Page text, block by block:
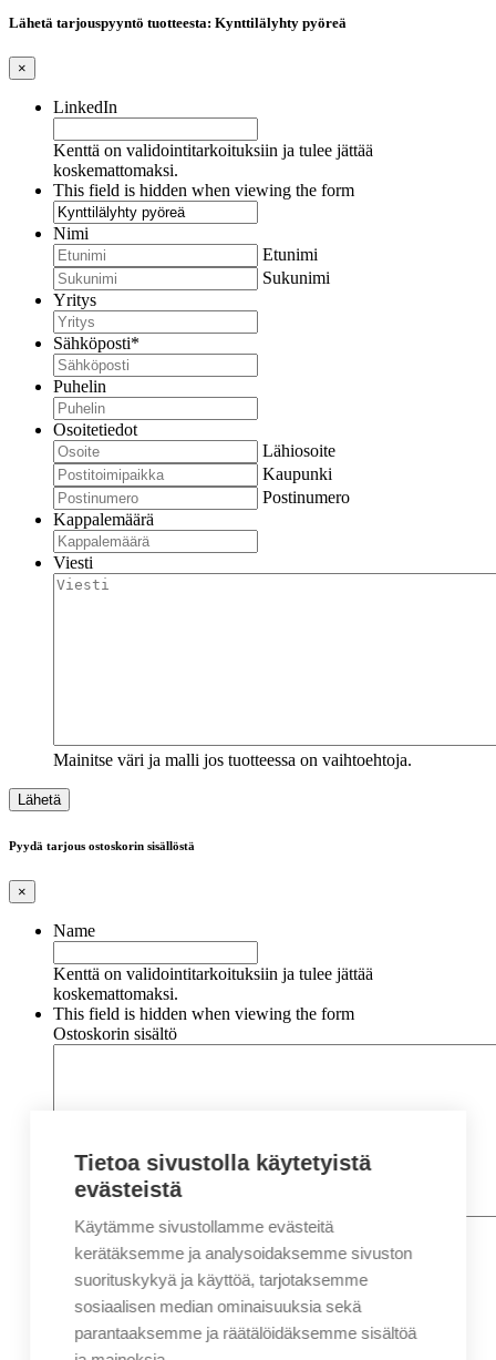
Lähetä tarjouspyyntö tuotteesta: Kynttilälyhty pyöreä
×
LinkedIn
Kenttä on validointitarkoituksiin ja tulee jättää
koskemattomaksi.
This field is hidden when viewing the form
Nimi
Etunimi
Sukunimi
Yritys
Sähköposti*
Puhelin
Osoitetiedot
Lähiosoite
Kaupunki
Postinumero
Kappalemäärä
Viesti
Mainitse väri ja malli jos tuotteessa on vaihtoehtoja.
Pyydä tarjous ostoskorin sisällöstä
×
Name
Kenttä on validointitarkoituksiin ja tulee jättää
koskemattomaksi.
This field is hidden when viewing the form
Ostoskorin sisältö
Nimi*
Etunimi
Sukunimi
Sähköposti*
Tietoa sivustolla käytetyistä
evästeistä
Käytämme sivustollamme evästeitä
kerätäksemme ja analysoidaksemme sivuston
suorituskykyä ja käyttöä, tarjotaksemme
sosiaalisen median ominaisuuksia sekä
parantaaksemme ja räätälöidäksemme sisältöä